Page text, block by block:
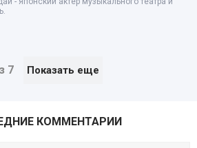
7 Показать еще
КОММЕНТАРИИ